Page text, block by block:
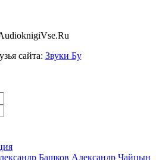
сайта: Звуки Бу
Башков Александр Чайцын